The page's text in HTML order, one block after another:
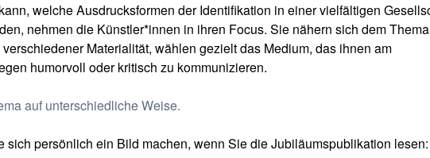
welche Ausdrucksformen der Identifikation in einer vielfältigen
nehmen die Künstler*innen in ihren Focus. Sie nähern sich dem
Materialität, wählen gezielt das Medium, das ihnen am
humorvoll oder kritisch zu kommunizieren.
auf unterschiedliche Weise.
sich persönlich ein Bild machen, wenn Sie die Jubiläumspublikation lesen: